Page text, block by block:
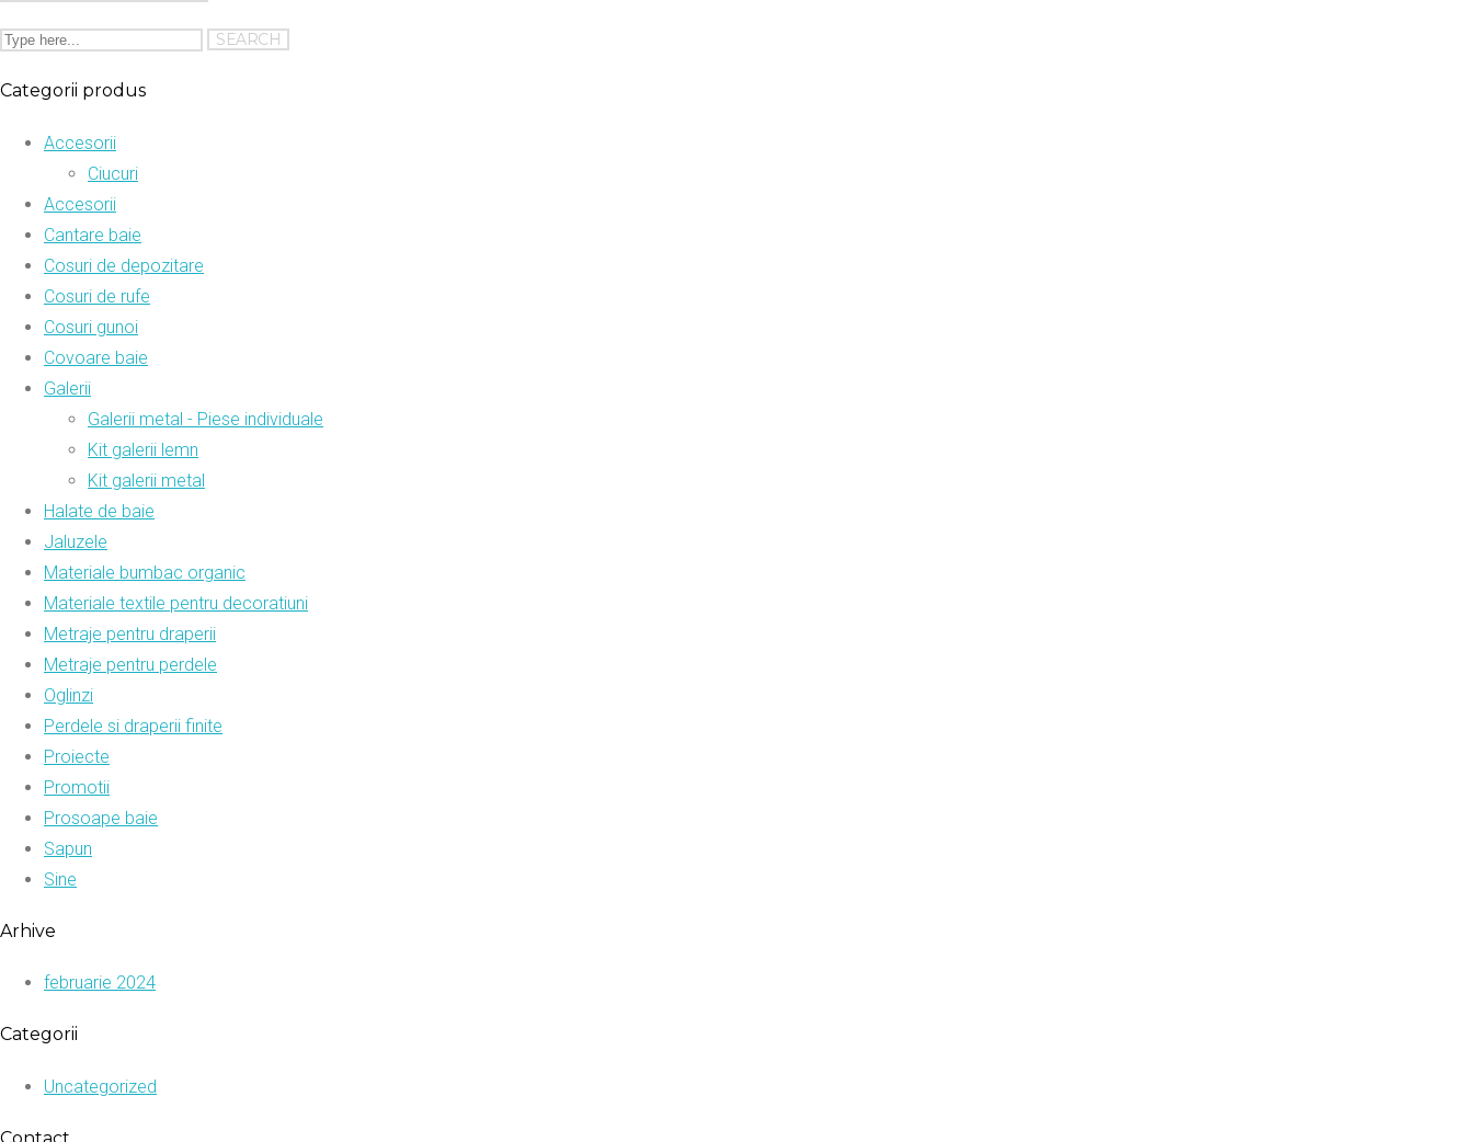
Categorii produs
Accesorii
Ciucuri
Accesorii
Cantare baie
Cosuri de depozitare
Cosuri de rufe
Cosuri gunoi
Covoare baie
Galerii
Galerii metal - Piese individuale
Kit galerii lemn
Kit galerii metal
Halate de baie
Jaluzele
Materiale bumbac organic
Materiale textile pentru decoratiuni
Metraje pentru draperii
Metraje pentru perdele
Oglinzi
Perdele si draperii finite
Proiecte
Promotii
Prosoape baie
Sapun
Sine
Arhive
februarie 2024
Categorii
Uncategorized